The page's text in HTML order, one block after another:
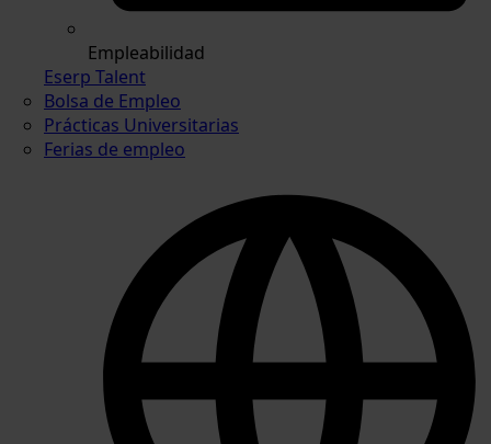
Empleabilidad
Eserp Talent
Bolsa de Empleo
Prácticas Universitarias
Ferias de empleo